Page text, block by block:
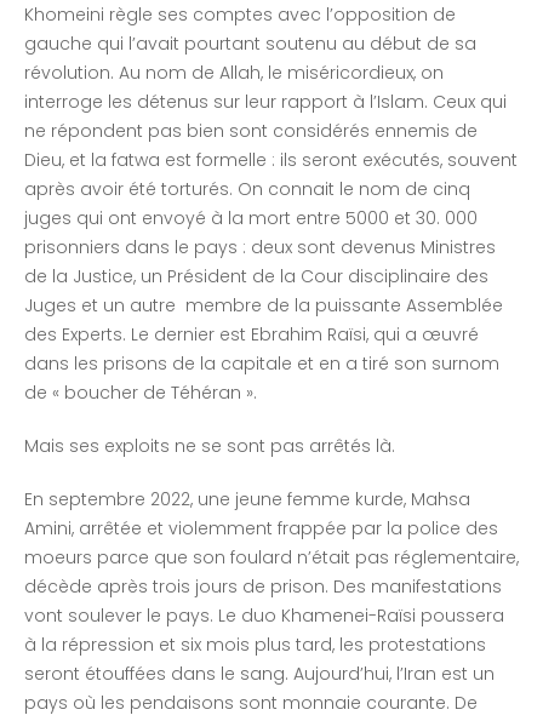
Khomeini règle ses comptes avec l’opposition de
gauche qui l’avait pourtant soutenu au début de sa
révolution. Au nom de Allah, le miséricordieux, on
interroge les détenus sur leur rapport à l’Islam. Ceux qui
ne répondent pas bien sont considérés ennemis de
Dieu, et la fatwa est formelle : ils seront exécutés, souvent
après avoir été torturés. On connait le nom de cinq
juges qui ont envoyé à la mort entre 5000 et 30. 000
prisonniers dans le pays : deux sont devenus Ministres
de la Justice, un Président de la Cour disciplinaire des
Juges et un autre membre de la puissante Assemblée
des Experts. Le dernier est Ebrahim Raïsi, qui a œuvré
dans les prisons de la capitale et en a tiré son surnom
de « boucher de Téhéran ».
Mais ses exploits ne se sont pas arrêtés là.
En septembre 2022, une jeune femme kurde, Mahsa
Amini, arrêtée et violemment frappée par la police des
moeurs parce que son foulard n’était pas réglementaire,
décède après trois jours de prison. Des manifestations
vont soulever le pays. Le duo Khamenei-Raïsi poussera
à la répression et six mois plus tard, les protestations
seront étouffées dans le sang. Aujourd’hui, l’Iran est un
pays où les pendaisons sont monnaie courante. De